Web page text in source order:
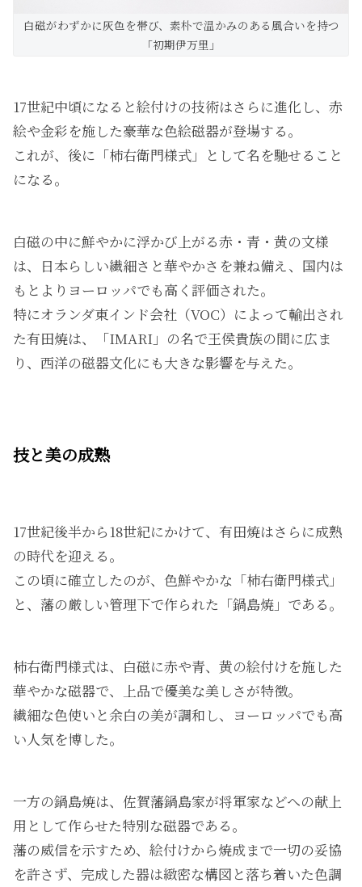
白磁がわずかに灰色を帯び、素朴で温かみのある風合いを持つ
「初期伊万里」
17世紀中頃になると絵付けの技術はさらに進化し、赤
絵や金彩を施した豪華な色絵磁器が登場する。
これが、後に「柿右衛門様式」として名を馳せること
になる。
白磁の中に鮮やかに浮かび上がる赤・青・黄の文様
は、日本らしい繊細さと華やかさを兼ね備え、国内は
もとよりヨーロッパでも高く評価された。
特にオランダ東インド会社（VOC）によって輸出され
た有田焼は、「IMARI」の名で王侯貴族の間に広ま
り、西洋の磁器文化にも大きな影響を与えた。
技と美の成熟
17世紀後半から18世紀にかけて、有田焼はさらに成熟
の時代を迎える。
この頃に確立したのが、色鮮やかな「柿右衛門様式」
と、藩の厳しい管理下で作られた「鍋島焼」である。
柿右衛門様式は、白磁に赤や青、黄の絵付けを施した
華やかな磁器で、上品で優美な美しさが特徴。
繊細な色使いと余白の美が調和し、ヨーロッパでも高
い人気を博した。
一方の鍋島焼は、佐賀藩鍋島家が将軍家などへの献上
用として作らせた特別な磁器である。
藩の威信を示すため、絵付けから焼成まで一切の妥協
を許さず、完成した器は緻密な構図と落ち着いた色調